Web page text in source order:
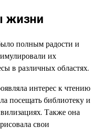
жизни
полным радости и
их
в различных областях.
интерес к чтению
посещать библиотеку и
Также она
свои